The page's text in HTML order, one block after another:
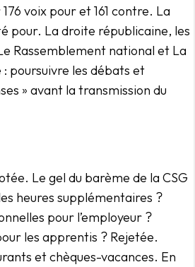
voix pour et 161 contre. La
pour. La droite républicaine, les
Rassemblement national et La
poursuivre les débats et
» avant la transmission du
Le gel du barème de la CSG
heures supplémentaires ?
pour l’employeur ?
les apprentis ? Rejetée.
et chèques-vacances. En